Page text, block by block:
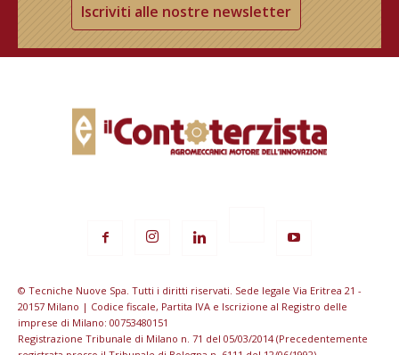
Iscriviti alle nostre newsletter
© Tecniche Nuove Spa. Tutti i diritti riservati. Sede legale Via Eritrea 21 -
20157 Milano | Codice fiscale, Partita IVA e Iscrizione al Registro delle
imprese di Milano: 00753480151
Registrazione Tribunale di Milano n. 71 del 05/03/2014 (Precedentemente